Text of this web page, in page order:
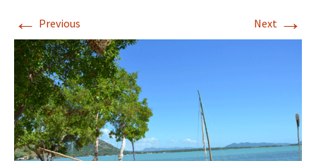
← Previous Next →